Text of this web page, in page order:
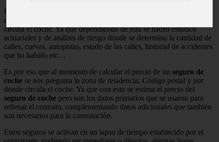
Uno de los factores que afectan al precio de los
que poca gente no tiene noción de ello es la zona geográfica donde
circula el coche. Ya que dependiendo de esta se hacen estudios
actuariales y de análisis de riesgo donde se determina la cantidad de
calles, curvas, autopistas, estado de las calles, historial de accidentes
que ha habido etc…
Es por eso que al momento de calcular el precio de un seguro de
coche se nos pregunta la zona de residencia, Código postal y por
donde circula el coche. Ya que con esto se estima el precio del
seguro de coche pero son los datos primarios que se usaron para
rellenar el contrato, complementando datos adicionales que también
son necesarios para la contratación.
Estos seguros se activan en un lapso de tiempo establecido por el